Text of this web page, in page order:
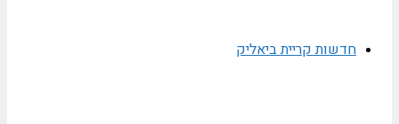
חדשות קריית ביאליק